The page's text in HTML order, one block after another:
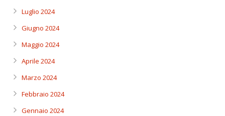
Luglio 2024
Giugno 2024
Maggio 2024
Aprile 2024
Marzo 2024
Febbraio 2024
Gennaio 2024